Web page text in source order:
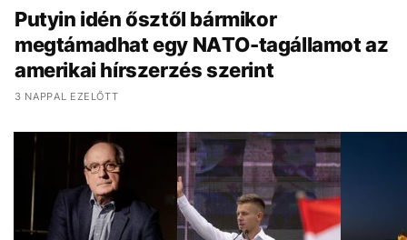
Putyin idén ősztől bármikor
megtámadhat egy NATO-tagállamot az
amerikai hírszerzés szerint
3 NAPPAL EZELŐTT